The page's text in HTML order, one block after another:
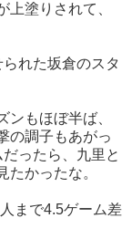
上塗りされて、
れた坂倉のスタ
ンもほぼ半ば、
の調子もあがっ
ったら、九里と
かったな。
まで4.5ゲーム差